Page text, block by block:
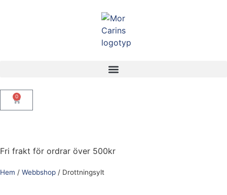
0
Fri frakt för ordrar över 500kr
Hem / Webbshop / Drottningsylt